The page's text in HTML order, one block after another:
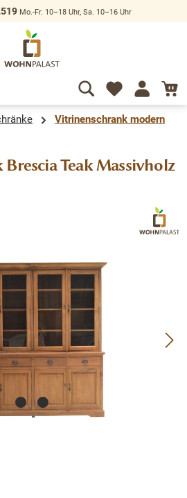
Mo.-Fr. 10–18 Uhr, Sa. 10–16 Uhr
Vitrinenschrank modern
Teak Massivholz